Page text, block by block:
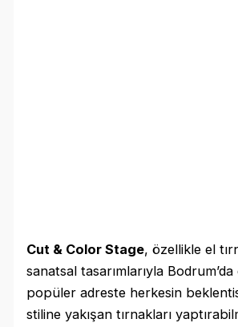
Cut & Color Stage, özellikle el
sanatsal tasarımlarıyla Bodrum’da
popüler adreste herkesin
stiline yakışan tırnakları